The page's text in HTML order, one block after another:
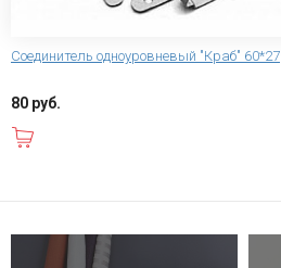
Соединитель одноуровневый "Краб" 60*27
80 руб.